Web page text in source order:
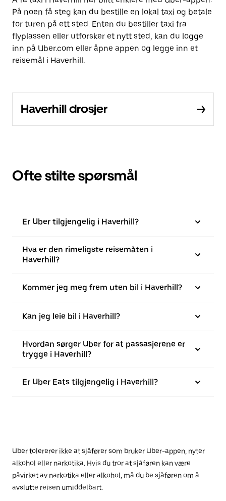
På noen få steg kan du bestille en lokal taxi og betale
for turen på ett sted. Enten du bestiller taxi fra
flyplassen eller utforsker et nytt sted, kan du logge
inn på Uber.com eller åpne appen og legge inn et
reisemål i Haverhill.
Haverhill drosjer
Ofte stilte spørsmål
Er Uber tilgjengelig i Haverhill?
Hva er den rimeligste reisemåten i
Haverhill?
Kommer jeg meg frem uten bil i Haverhill?
Kan jeg leie bil i Haverhill?
Hvordan sørger Uber for at passasjerene er
trygge i Haverhill?
Er Uber Eats tilgjengelig i Haverhill?
Uber tolererer ikke at sjåfører som bruker Uber-appen, nyter
alkohol eller narkotika. Hvis du tror at sjåføren kan være
påvirket av narkotika eller alkohol, må du be sjåføren om å
avslutte reisen umiddelbart.